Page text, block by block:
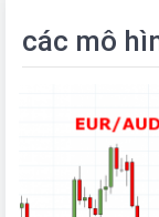
các mô